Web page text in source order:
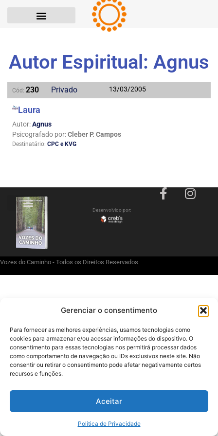
Gerenciar o consentimento
Para fornecer as melhores experiências, usamos tecnologias como
cookies para armazenar e/ou acessar informações do dispositivo. O
consentimento para essas tecnologias nos permitirá processar dados
como comportamento de navegação ou IDs exclusivos neste site. Não
consentir ou retirar o consentimento pode afetar negativamente certos
recursos e funções.
Aceitar
Politica de Privacidade
Autor Espiritual: Agnus
Cód: 230 Privado 13/03/2005
Laura
Autor:Agnus
Psicografado por:Cleber P. Campos
Destinatário: CPC e KVG
Desenvolvido por:
Vozes do Caminho - Todos os Direitos Reservados